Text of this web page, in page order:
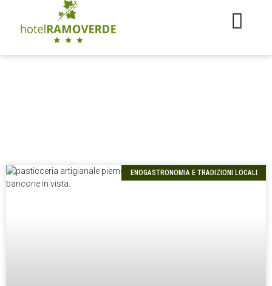
ENOGASTRONOMIA E TRADIZIONI LOCALI